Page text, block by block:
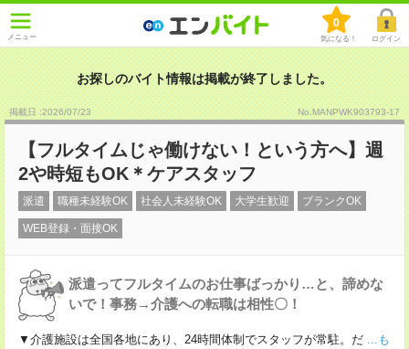
メニュー
0
気になる！ ログイン
お探しのバイト情報は掲載が終了しました。
掲載日 :2026/07/23 No.MANPWK903793-17
【フルタイムじゃ働けない！という方へ】週
2や時短もOK＊ケアスタッフ
派遣 職種未経験OK 社会人未経験OK 大学生歓迎 ブランクOK
WEB登録・面接OK
派遣ってフルタイムのお仕事ばっかり…と、諦めな
いで！事務→介護への転職は相性〇！
▼介護施設は全国各地にあり、24時間体制でスタッフが常駐。だ ...も